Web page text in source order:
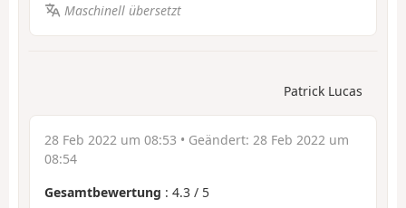
Maschinell übersetzt
Patrick Lucas
28 Feb 2022 um 08:53 • Geändert: 28 Feb 2022 um
08:54
Gesamtbewertung : 4.3 / 5